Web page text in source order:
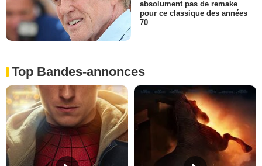
absolument pas de remake
pour ce classique des années
70
Top Bandes-annonces